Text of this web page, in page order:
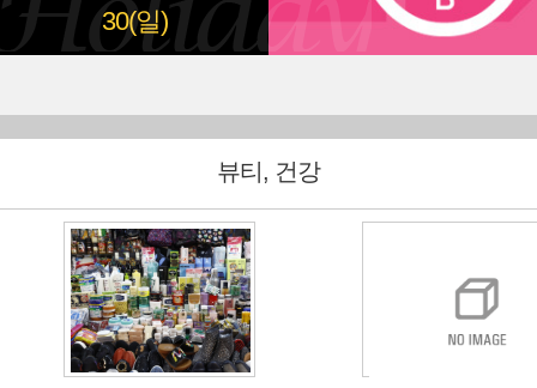
30(일)
뷰티, 건강